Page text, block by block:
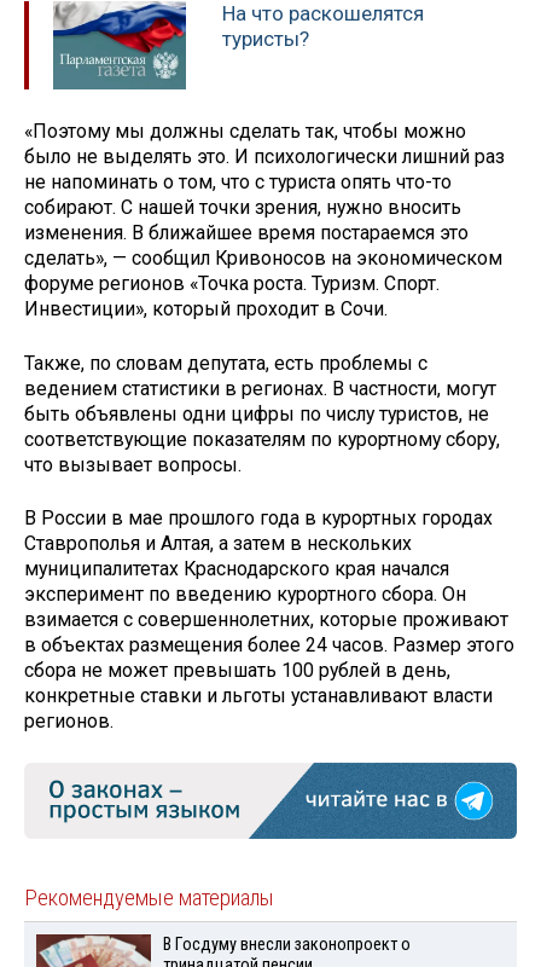
На что раскошелятся
туристы?
«Поэтому мы должны сделать так, чтобы можно
было не выделять это. И психологически лишний раз
не напоминать о том, что с туриста опять что-то
собирают. С нашей точки зрения, нужно вносить
изменения. В ближайшее время постараемся это
сделать», — сообщил Кривоносов на экономическом
форуме регионов «Точка роста. Туризм. Спорт.
Инвестиции», который проходит в Сочи.
Также, по словам депутата, есть проблемы с
ведением статистики в регионах. В частности, могут
быть объявлены одни цифры по числу туристов, не
соответствующие показателям по курортному сбору,
что вызывает вопросы.
В России в мае прошлого года в курортных городах
Ставрополья и Алтая, а затем в нескольких
муниципалитетах Краснодарского края начался
эксперимент по введению курортного сбора. Он
взимается с совершеннолетних, которые проживают
в объектах размещения более 24 часов. Размер этого
сбора не может превышать 100 рублей в день,
конкретные ставки и льготы устанавливают власти
регионов.
Рекомендуемые материалы
В Госдуму внесли законопроект о